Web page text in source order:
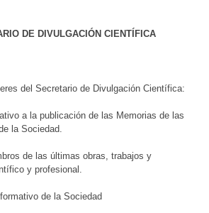
DE DIVULGACIÓN CIENTÍFICA
del Secretario de Divulgación Científica:
a la publicación de las Memorias de las
la Sociedad.
de las últimas obras, trabajos y
y profesional.
de la Sociedad